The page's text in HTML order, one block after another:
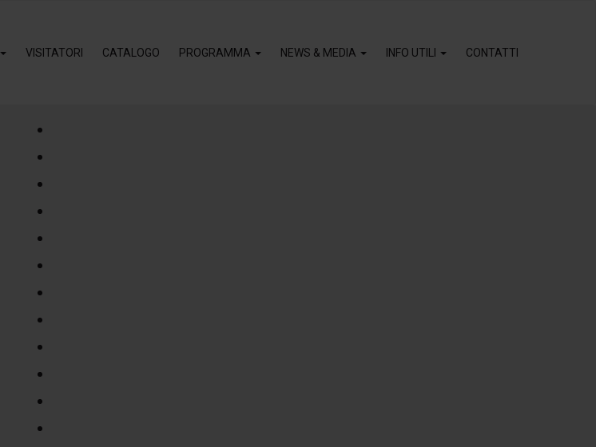
VISITATORI CATALOGO PROGRAMMA NEWS & MEDIA INFO UTILI CONTATTI